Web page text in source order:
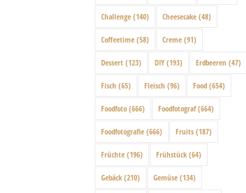
Challenge (140) Cheesecake (48)
Coffeetime (58) Creme (91)
Dessert (123) DIY (193) Erdbeeren (47)
Fisch (65) Fleisch (96) Food (654)
Foodfoto (666) Foodfotograf(664)
Foodfotografie (666) Fruits (187)
Früchte (196) Frühstück (64)
Gebäck (210) Gemüse (134)